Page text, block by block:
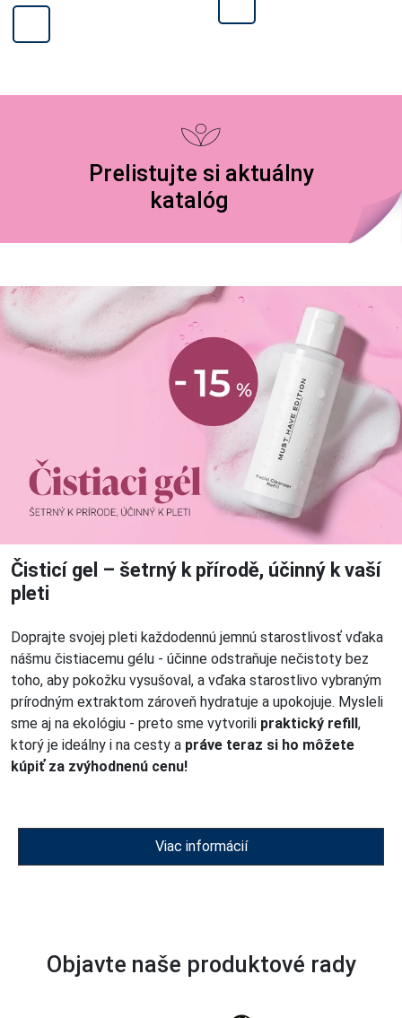
Prelistujte si aktuálny
katalóg
Čisticí gel – šetrný k přírodě, účinný k vaší
pleti
Doprajte svojej pleti každodennú jemnú starostlivosť vďaka
nášmu čistiacemu gélu - účinne odstraňuje nečistoty bez
toho, aby pokožku vysušoval, a vďaka starostlivo vybraným
prírodným extraktom zároveň hydratuje a upokojuje. Mysleli
sme aj na ekológiu - preto sme vytvorili praktický refill,
ktorý je ideálny i na cesty a práve teraz si ho môžete
kúpiť za zvýhodnenú cenu!
Viac informácií
Objavte naše produktové rady